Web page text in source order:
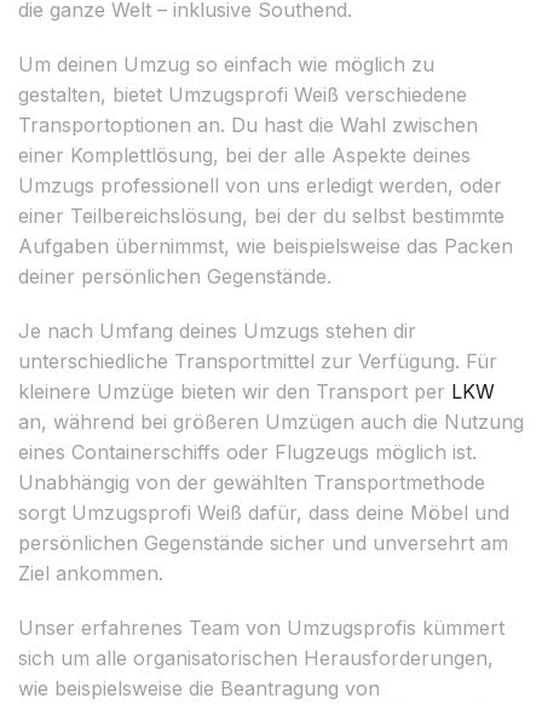
die ganze Welt – inklusive Southend.
Um deinen Umzug so einfach wie möglich zu
gestalten, bietet Umzugsprofi Weiß verschiedene
Transportoptionen an. Du hast die Wahl zwischen
einer Komplettlösung, bei der alle Aspekte deines
Umzugs professionell von uns erledigt werden, oder
einer Teilbereichslösung, bei der du selbst bestimmte
Aufgaben übernimmst, wie beispielsweise das Packen
deiner persönlichen Gegenstände.
Je nach Umfang deines Umzugs stehen dir
unterschiedliche Transportmittel zur Verfügung. Für
kleinere Umzüge bieten wir den Transport per LKW
an, während bei größeren Umzügen auch die Nutzung
eines Containerschiffs oder Flugzeugs möglich ist.
Unabhängig von der gewählten Transportmethode
sorgt Umzugsprofi Weiß dafür, dass deine Möbel und
persönlichen Gegenstände sicher und unversehrt am
Ziel ankommen.
Unser erfahrenes Team von Umzugsprofis kümmert
sich um alle organisatorischen Herausforderungen,
wie beispielsweise die Beantragung von